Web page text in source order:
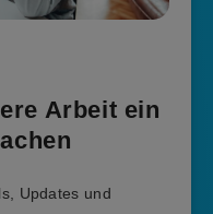
Arbeit ein
Updates und